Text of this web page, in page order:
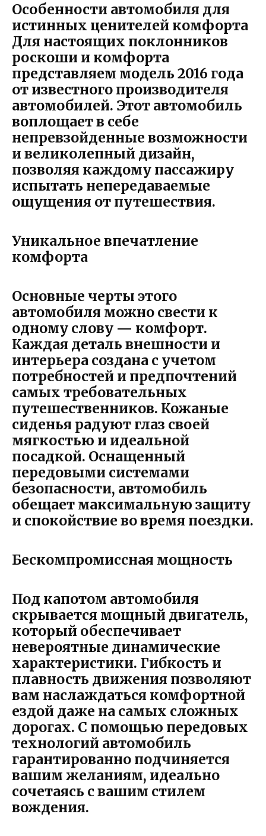
Особенности автомобиля для
истинных ценителей комфорта
Для настоящих поклонников
роскоши и комфорта
представляем модель 2016 года
от известного производителя
автомобилей. Этот автомобиль
воплощает в себе
непревзойденные возможности
и великолепный дизайн,
позволяя каждому пассажиру
испытать непередаваемые
ощущения от путешествия.
Уникальное впечатление
комфорта
Основные черты этого
автомобиля можно свести к
одному слову — комфорт.
Каждая деталь внешности и
интерьера создана с учетом
потребностей и предпочтений
самых требовательных
путешественников. Кожаные
сиденья радуют глаз своей
мягкостью и идеальной
посадкой. Оснащенный
передовыми системами
безопасности, автомобиль
обещает максимальную защиту
и спокойствие во время поездки.
Бескомпромиссная мощность
Под капотом автомобиля
скрывается мощный двигатель,
который обеспечивает
невероятные динамические
характеристики. Гибкость и
плавность движения позволяют
вам наслаждаться комфортной
ездой даже на самых сложных
дорогах. С помощью передовых
технологий автомобиль
гарантированно подчиняется
вашим желаниям, идеально
сочетаясь с вашим стилем
вождения.